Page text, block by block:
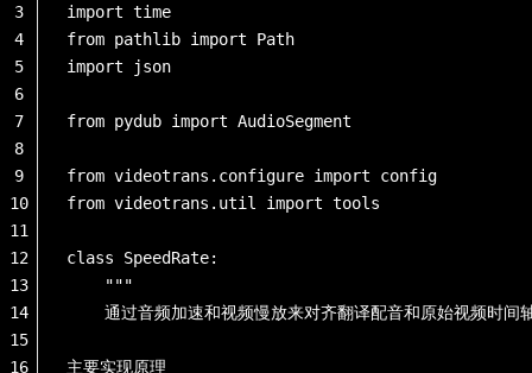
import time
from pathlib import Path
import json
from pydub import AudioSegment
from videotrans.configure import config
from videotrans.util import tools
class SpeedRate:
    """
通过音频加速和视频慢放来对齐翻译配音和原始视频时间
主要实现原理
3
4
5
6
7
8
9
10
11
12
13
14
15
16